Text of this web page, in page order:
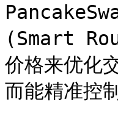
(Smart
价格来优化
而能精准控